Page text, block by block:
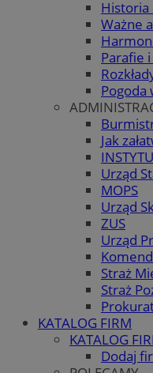
Historia
Ważne
Parafie
Pogoda
Jak
Urząd
MOPS
Urząd
ZUS
Urząd
Straż
Straż
KATALOG FIRM
KATALOG
Dodaj